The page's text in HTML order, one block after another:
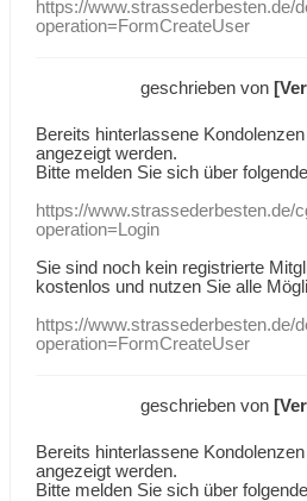
https://www.strassederbesten.de/
operation=FormCreateUser
geschrieben von
Bereits hinterlassene
angezeigt werden.
Bitte melden Sie sich über
https://www.strassederbesten.de/
operation=Login
Sie sind noch kein registrierte
kostenlos und nutzen Sie alle
https://www.strassederbesten.de/
operation=FormCreateUser
geschrieben von
Bereits hinterlassene
angezeigt werden.
Bitte melden Sie sich über